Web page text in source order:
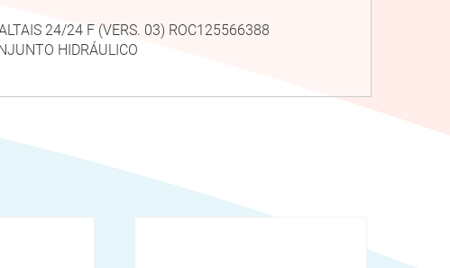
24/24 F (VERS. 03) ROC125566388
HIDRÁULICO